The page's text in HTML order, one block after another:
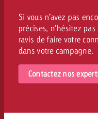
Si vous n’avez pas
précises, n’hésitez
ravis de faire votre
dans votre campagne.
Contactez nos